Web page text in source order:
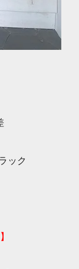
ック